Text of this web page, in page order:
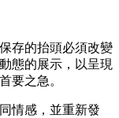
存的抬頭必須改變
態的展示，以呈現
要之急。
情感，並重新發